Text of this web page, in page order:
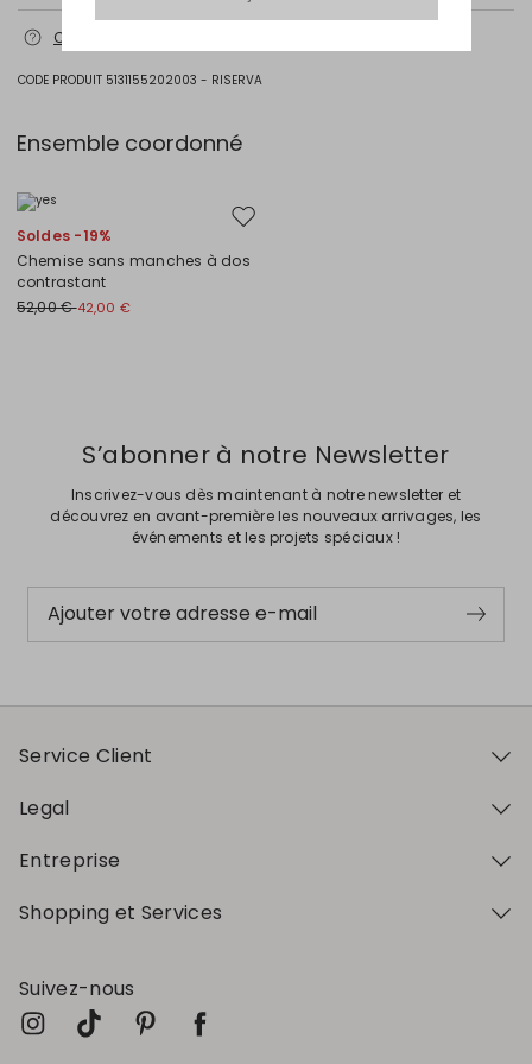
Lavage max 30 °c - textiles délicats; blanchiment chloré interdit;
séchage en tambour interdit; sécher normalement à l'ombre;
repassage max 120 °c; nettoyage à sec doux au perchloréthylène.
Intrend Cares
: Fiche produit relative aux qualités ou
caractéristiques environnementales
Contactez-nous
CODE PRODUIT 5131155202003 - RISERVA
Ensemble coordonné
Ajouter vers la liste de souhaits
Soldes -19%
Chemise sans manches à dos
contrastant
52,00 €42,00 €
S’abonner à notre Newsletter
Inscrivez-vous dès maintenant à notre newsletter et
découvrez en avant-première les nouveaux arrivages, les
événements et les projets spéciaux !
Ajouter votre adresse e-mail
Service Client
Legal
Entreprise
Shopping et Services
Suivez-nous